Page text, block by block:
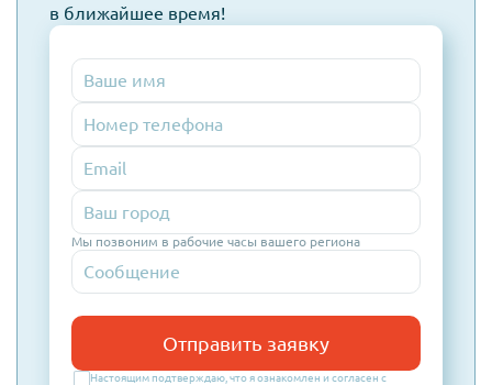
в ближайшее время!
Номер
телефона
Email
Мы позвоним в рабочие часы вашего региона
Отправить заявку
Настоящим подтверждаю, что я ознакомлен и согласен с